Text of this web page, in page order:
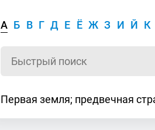
А Б В Г Д Е Ё Ж З И Й К
Первая земля; предвечная